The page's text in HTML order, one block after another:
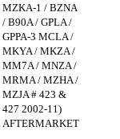
MZKA-1 / BZNA
/ B90A / GPLA /
GPPA-3 MCLA /
MKYA / MKZA /
MM7A / MNZA /
MRMA / MZHA /
MZJA # 423 &
427 2002-11)
AFTERMARKET